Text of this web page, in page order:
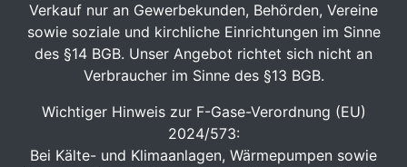
Verkauf nur an Gewerbekunden, Behörden, Vereine
sowie soziale und kirchliche Einrichtungen im Sinne
des §14 BGB. Unser Angebot richtet sich nicht an
Verbraucher im Sinne des §13 BGB.
Wichtiger Hinweis zur F-Gase-Verordnung (EU)
2024/573:
Bei Kälte- und Klimaanlagen, Wärmepumpen sowie